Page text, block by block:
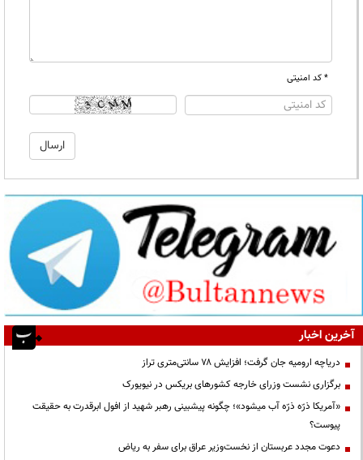
* کد امنیتی
آخرین اخبار
دریاچه ارومیه جان گرفت؛ افزایش ۷۸ سانتی‌متری تراز
برگزاری نشست وزرای خارجه کشورهای بریکس در نیویورک
«آمریکا ذرّه ذرّه آب میشود»؛ چگونه پیشبینی رهبر شهید از افول ابرقدرت به حقیقت
پیوست؟
دعوت مجدد عربستان از نخست‌وزیر عراق برای سفر به ریاض